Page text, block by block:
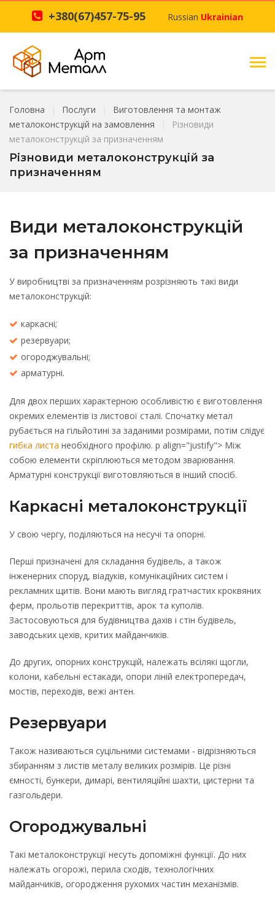
+380(67)457-75-95 Russian Ukrainian
Головна Послуги
Виготовлення та монтаж
металоконструкцій на замовлення
Різновиди
металоконструкцій за призначенням
Різновиди металоконструкцій за
призначенням
Види металоконструкцій
за призначенням
У виробництві за призначенням розрізняють такі види
металоконструкцій:
каркасні;
резервуари;
огороджувальні;
арматурні.
Для двох перших характерною особливістю є виготовлення
окремих елементів із листової сталі. Спочатку метал
рубається на гільйотині за заданими розмірами, потім слідує
гибка листа необхідного профілю. p align="justify"> Між
собою елементи скріплюються методом зварювання.
Арматурні конструкції виготовляються в інший спосіб.
Каркасні металоконструкції
У свою чергу, поділяються на несучі та опорні.
Перші призначені для складання будівель, а також
інженерних споруд, віадуків, комунікаційних систем і
рекламних щитів. Вони мають вигляд гратчастих кроквяних
ферм, прольотів перекриттів, арок та куполів.
Застосовуються для будівництва дахів і стін будівель,
заводських цехів, критих майданчиків.
До других, опорних конструкцій, належать всілякі щогли,
колони, кабельні естакади, опори ліній електропередач,
мостів, переходів, вежі антен.
Резервуари
Також називаються суцільними системами - відрізняються
збиранням з листів металу великих розмірів. Це різні
ємності, бункери, димарі, вентиляційні шахти, цистерни та
газгольдери.
Огороджувальні
Такі металоконструкції несуть допоміжні функції. До них
належать огорожі, перила сходів, технологічних
майданчиків, огородження рухомих частин механізмів.